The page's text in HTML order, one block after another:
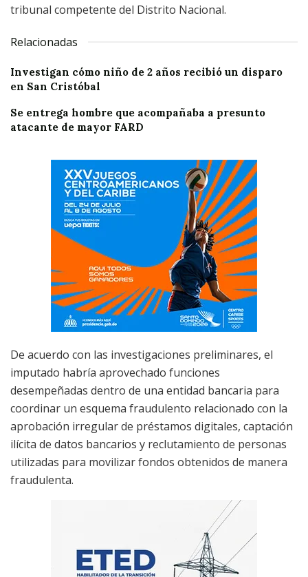
tribunal competente del Distrito Nacional.
Relacionadas
Investigan cómo niño de 2 años recibió un disparo
en San Cristóbal
Se entrega hombre que acompañaba a presunto
atacante de mayor FARD
De acuerdo con las investigaciones preliminares, el
imputado habría aprovechado funciones
desempeñadas dentro de una entidad bancaria para
coordinar un esquema fraudulento relacionado con la
aprobación irregular de préstamos digitales, captación
ilícita de datos bancarios y reclutamiento de personas
utilizadas para movilizar fondos obtenidos de manera
fraudulenta.